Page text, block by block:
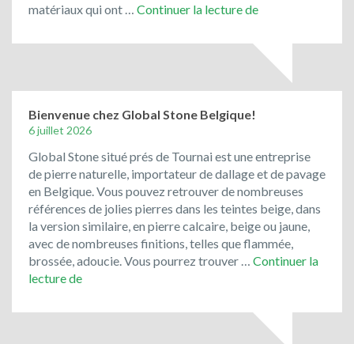
matériaux qui ont … Continuer la lecture deLe
les
pavés
de
ont
toujours
la
cote
!
Bienvenue chez Global Stone Belgique!
6 juillet 2026
Global Stone situé prés de Tournai est une entreprise
de pierre naturelle, importateur de dallage et de pavage
en Belgique. Vous pouvez retrouver de nombreuses
références de jolies pierres dans les teintes beige, dans
la version similaire, en pierre calcaire, beige ou jaune,
avec de nombreuses finitions, telles que flammée,
brossée, adoucie. Vous pourrez trouver … Continuer la
lecture deBienvenue
Global